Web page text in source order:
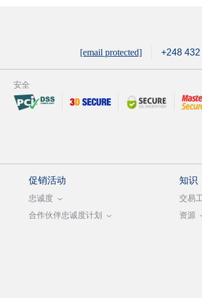
[email protected] +248
安全
促销活动
忠诚度
合作伙伴忠诚度计划
知识
交易
资源